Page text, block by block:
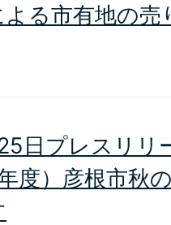
よる市有地の売
日プレスリリ
度）彦根市秋